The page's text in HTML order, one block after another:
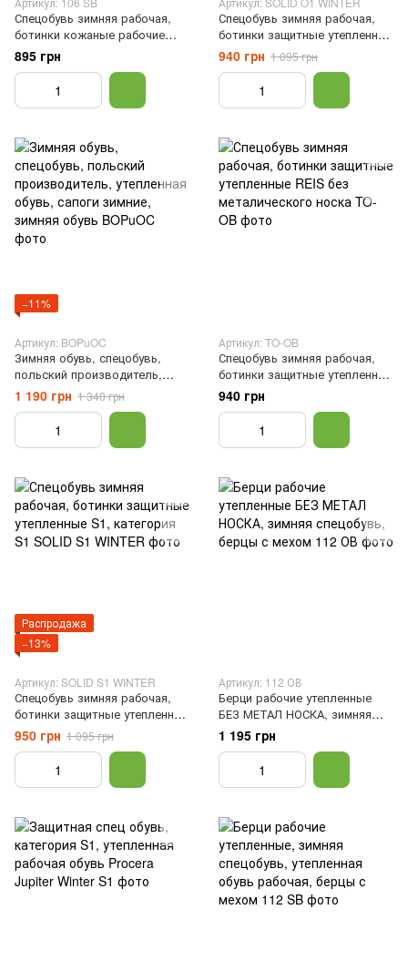
Спецобувь зимняя рабочая,
ботинки кожаные рабочие
утепленные, рабочая спец
обувь, Черный, 36
895 грн
Спецобувь зимняя рабочая,
ботинки защитные утепленные
без метала, 40
940 грн 1 095 грн
−11%
Артикул: BOPuOC
Зимняя обувь, спецобувь,
польский производитель,
утепленная обувь, сапоги
зимние, зимняя обувь,
Черный, 41
1 190 грн 1 340 грн
Артикул: TO-OB
Спецобувь зимняя рабочая,
ботинки защитные утепленные
REIS без металического
носка, Черный, 40
940 грн
Распродажа
−13%
Артикул: SOLID S1 WINTER
Спецобувь зимняя рабочая,
ботинки защитные утепленные
S1, категория S1, 39
950 грн 1 095 грн
Артикул: 112 ОВ
Берци рабочие утепленные
БЕЗ МЕТАЛ НОСКА, зимняя
спецобувь, берцы с мехом,
Черный, 42
1 195 грн